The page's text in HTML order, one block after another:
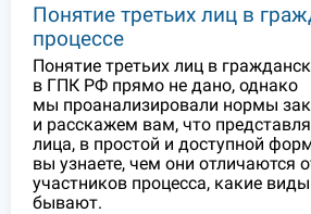
Понятие третьих лиц в
процессе
Понятие третьих лиц в
в ГПК РФ прямо не дано, однако
мы проанализировали нормы
и расскажем вам, что
лица, в простой и доступной
вы узнаете, чем они отличаются
участников процесса, какие
бывают.